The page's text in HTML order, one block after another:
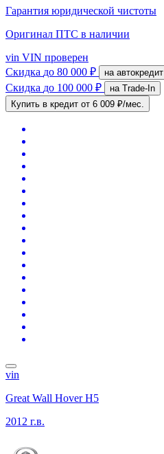
Гарантия юридической чистоты
Оригинал ПТС в наличии
vin VIN проверен
Скидка до 80 000 ₽ на автокредит
Скидка до 100 000 ₽
на Trade-In
Купить в кредит от 6 009 ₽/мес.
vin
Great Wall Hover H5
2012 г.в.